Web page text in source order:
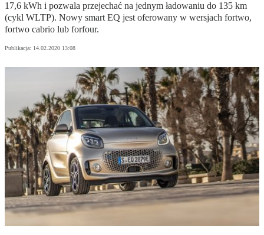
17,6 kWh i pozwala przejechać na jednym ładowaniu do 135 km
(cykl WLTP). Nowy smart EQ jest oferowany w wersjach fortwo,
fortwo cabrio lub forfour.
Publikacja: 14.02.2020 13:08